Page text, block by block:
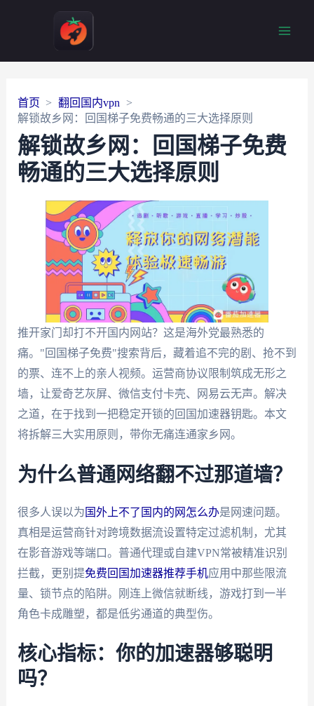
首页
翻回国内vpn
解锁故乡网：回国梯子免费畅通的三大选择原则
解锁故乡网：回国梯子免费
畅通的三大选择原则
推开家门却打不开国内网站？这是海外党最熟悉的
痛。"回国梯子免费"搜索背后，藏着追不完的剧、抢不到
的票、连不上的亲人视频。运营商协议限制筑成无形之
墙，让爱奇艺灰屏、微信支付卡壳、网易云无声。解决
之道，在于找到一把稳定开锁的回国加速器钥匙。本文
将拆解三大实用原则，带你无痛连通家乡网。
为什么普通网络翻不过那道墙？
很多人误以为 国外上不了国内的网怎么办是网速问题。
真相是运营商针对跨境数据流设置特定过滤机制，尤其
在影音游戏等端口。普通代理或自建VPN常被精准识别
拦截，更别提免费回国加速器推荐手机应用中那些限流
量、锁节点的陷阱。刚连上微信就断线，游戏打到一半
角色卡成雕塑，都是低劣通道的典型伤。
核心指标：你的加速器够聪明
吗？